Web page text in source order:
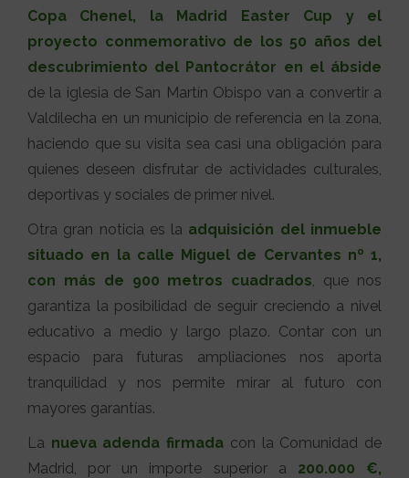
Copa Chenel, la Madrid Easter Cup y el
proyecto conmemorativo de los 50 años del
descubrimiento del Pantocrátor en el ábside
de la iglesia de San Martín Obispo van a convertir a
Valdilecha en un municipio de referencia en la zona,
haciendo que su visita sea casi una obligación para
quienes deseen disfrutar de actividades culturales,
deportivas y sociales de primer nivel.
Otra gran noticia es la adquisición del inmueble
situado en la calle Miguel de Cervantes nº 1,
con más de 900 metros cuadrados , que nos
garantiza la posibilidad de seguir creciendo a nivel
educativo a medio y largo plazo. Contar con un
espacio para futuras ampliaciones nos aporta
tranquilidad y nos permite mirar al futuro con
mayores garantías.
La nueva adenda firmada con la Comunidad de
Madrid, por un importe superior a 200.000 €,